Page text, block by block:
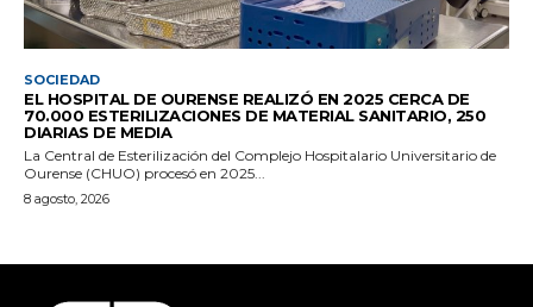
SOCIEDAD
EL HOSPITAL DE OURENSE REALIZÓ EN 2025 CERCA DE
70.000 ESTERILIZACIONES DE MATERIAL SANITARIO, 250
DIARIAS DE MEDIA
La Central de Esterilización del Complejo Hospitalario Universitario de
Ourense (CHUO) procesó en 2025...
8 agosto, 2026